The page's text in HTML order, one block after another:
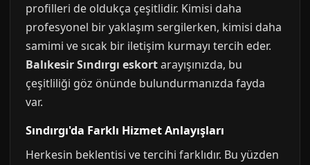
profilleri de oldukça çeşitlidir. Kimisi daha
profesyonel bir yaklaşım sergilerken, kimisi daha
samimi ve sıcak bir iletişim kurmayı tercih eder.
Balıkesir Sındırgı eskortarayışınızda, bu
çeşitliliği göz önünde bulundurmanızda fayda
var.
Sındırgı'da Farklı Hizmet Anlayışları
Herkesin beklentisi ve tercihi farklıdır. Bu yüzden